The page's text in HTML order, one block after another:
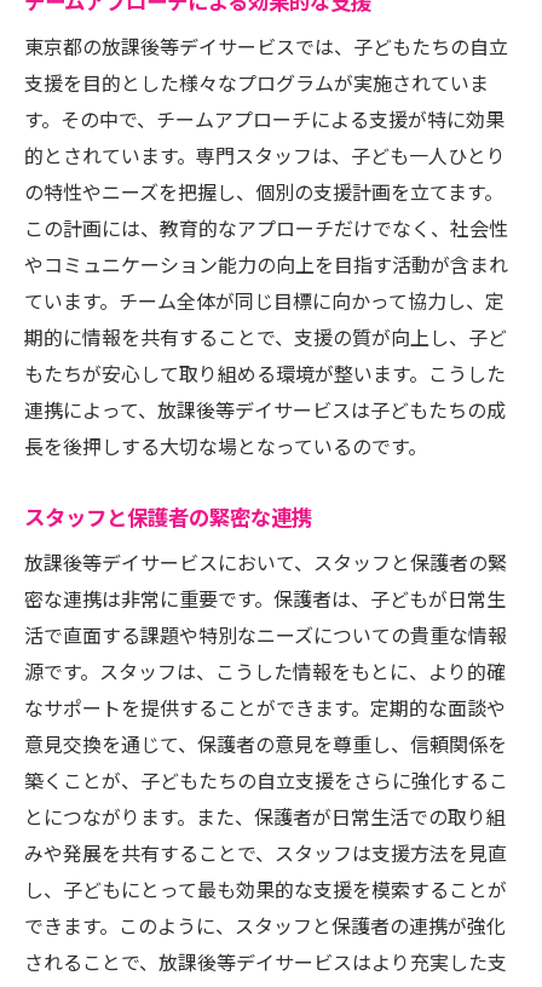
東京都の放課後等デイサービスでは、子どもたちの自立
支援を目的とした様々なプログラムが実施されていま
す。その中で、チームアプローチによる支援が特に効果
的とされています。専門スタッフは、子ども一人ひとり
の特性やニーズを把握し、個別の支援計画を立てます。
この計画には、教育的なアプローチだけでなく、社会性
やコミュニケーション能力の向上を目指す活動が含まれ
ています。チーム全体が同じ目標に向かって協力し、定
期的に情報を共有することで、支援の質が向上し、子ど
もたちが安心して取り組める環境が整います。こうした
連携によって、放課後等デイサービスは子どもたちの成
長を後押しする大切な場となっているのです。
スタッフと保護者の緊密な連携
放課後等デイサービスにおいて、スタッフと保護者の緊
密な連携は非常に重要です。保護者は、子どもが日常生
活で直面する課題や特別なニーズについての貴重な情報
源です。スタッフは、こうした情報をもとに、より的確
なサポートを提供することができます。定期的な面談や
意見交換を通じて、保護者の意見を尊重し、信頼関係を
築くことが、子どもたちの自立支援をさらに強化するこ
とにつながります。また、保護者が日常生活での取り組
みや発展を共有することで、スタッフは支援方法を見直
し、子どもにとって最も効果的な支援を模索することが
できます。このように、スタッフと保護者の連携が強化
されることで、放課後等デイサービスはより充実した支